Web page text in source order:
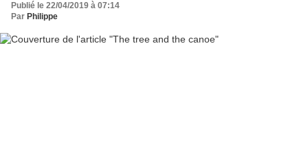
Publié le 22/04/2019 à 07:14
Par Philippe